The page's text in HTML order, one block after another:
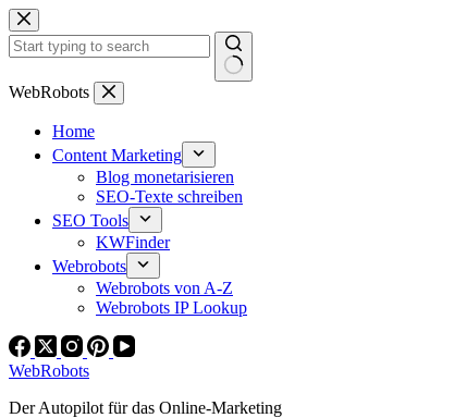
Zum
Inhalt
springen
Keine
WebRobots
Home
Content Marketing
Blog monetarisieren
SEO-Texte schreiben
SEO Tools
KWFinder
Webrobots
Webrobots von A-Z
Webrobots IP Lookup
WebRobots
Der Autopilot für das Online-Marketing